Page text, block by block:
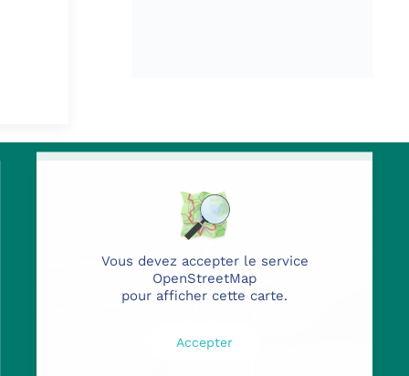
Vous devez accepter le service
OpenStreetMap
pour afficher cette carte.
Accepter